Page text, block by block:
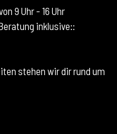
9 Uhr - 16 Uhr
inklusive::
stehen wir dir rund um